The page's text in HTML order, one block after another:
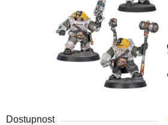
Dostupnost